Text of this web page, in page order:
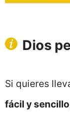
Dios
Si quieres
fácil y sencillo